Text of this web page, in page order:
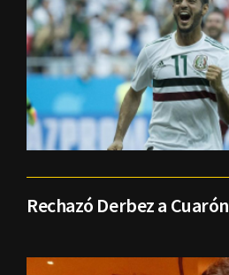
Rechazó Derbez a Cuarón